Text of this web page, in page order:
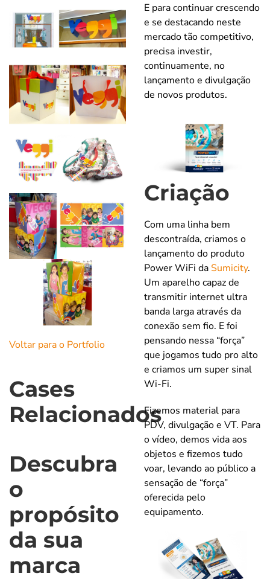
Voltar para o Portfolio
Cases
Relacionados
Descubra
o
propósito
da sua
marca
E para continuar crescendo
e se destacando neste
mercado tão competitivo,
precisa investir,
continuamente, no
lançamento e divulgação
de novos produtos.
Criação
Com uma linha bem
descontraída, criamos o
lançamento do produto
Power WiFi da Sumicity.
Um aparelho capaz de
transmitir internet ultra
banda larga através da
conexão sem fio. E foi
pensando nessa “força”
que jogamos tudo pro alto
e criamos um super sinal
Wi-Fi.
Fizemos material para
PDV, divulgação e VT. Para
o vídeo, demos vida aos
objetos e fizemos tudo
voar, levando ao público a
sensação de “força”
oferecida pelo
equipamento.